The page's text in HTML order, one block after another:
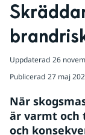
Uppdaterad 26
Publicerad 27 maj
När
är varmt och
och